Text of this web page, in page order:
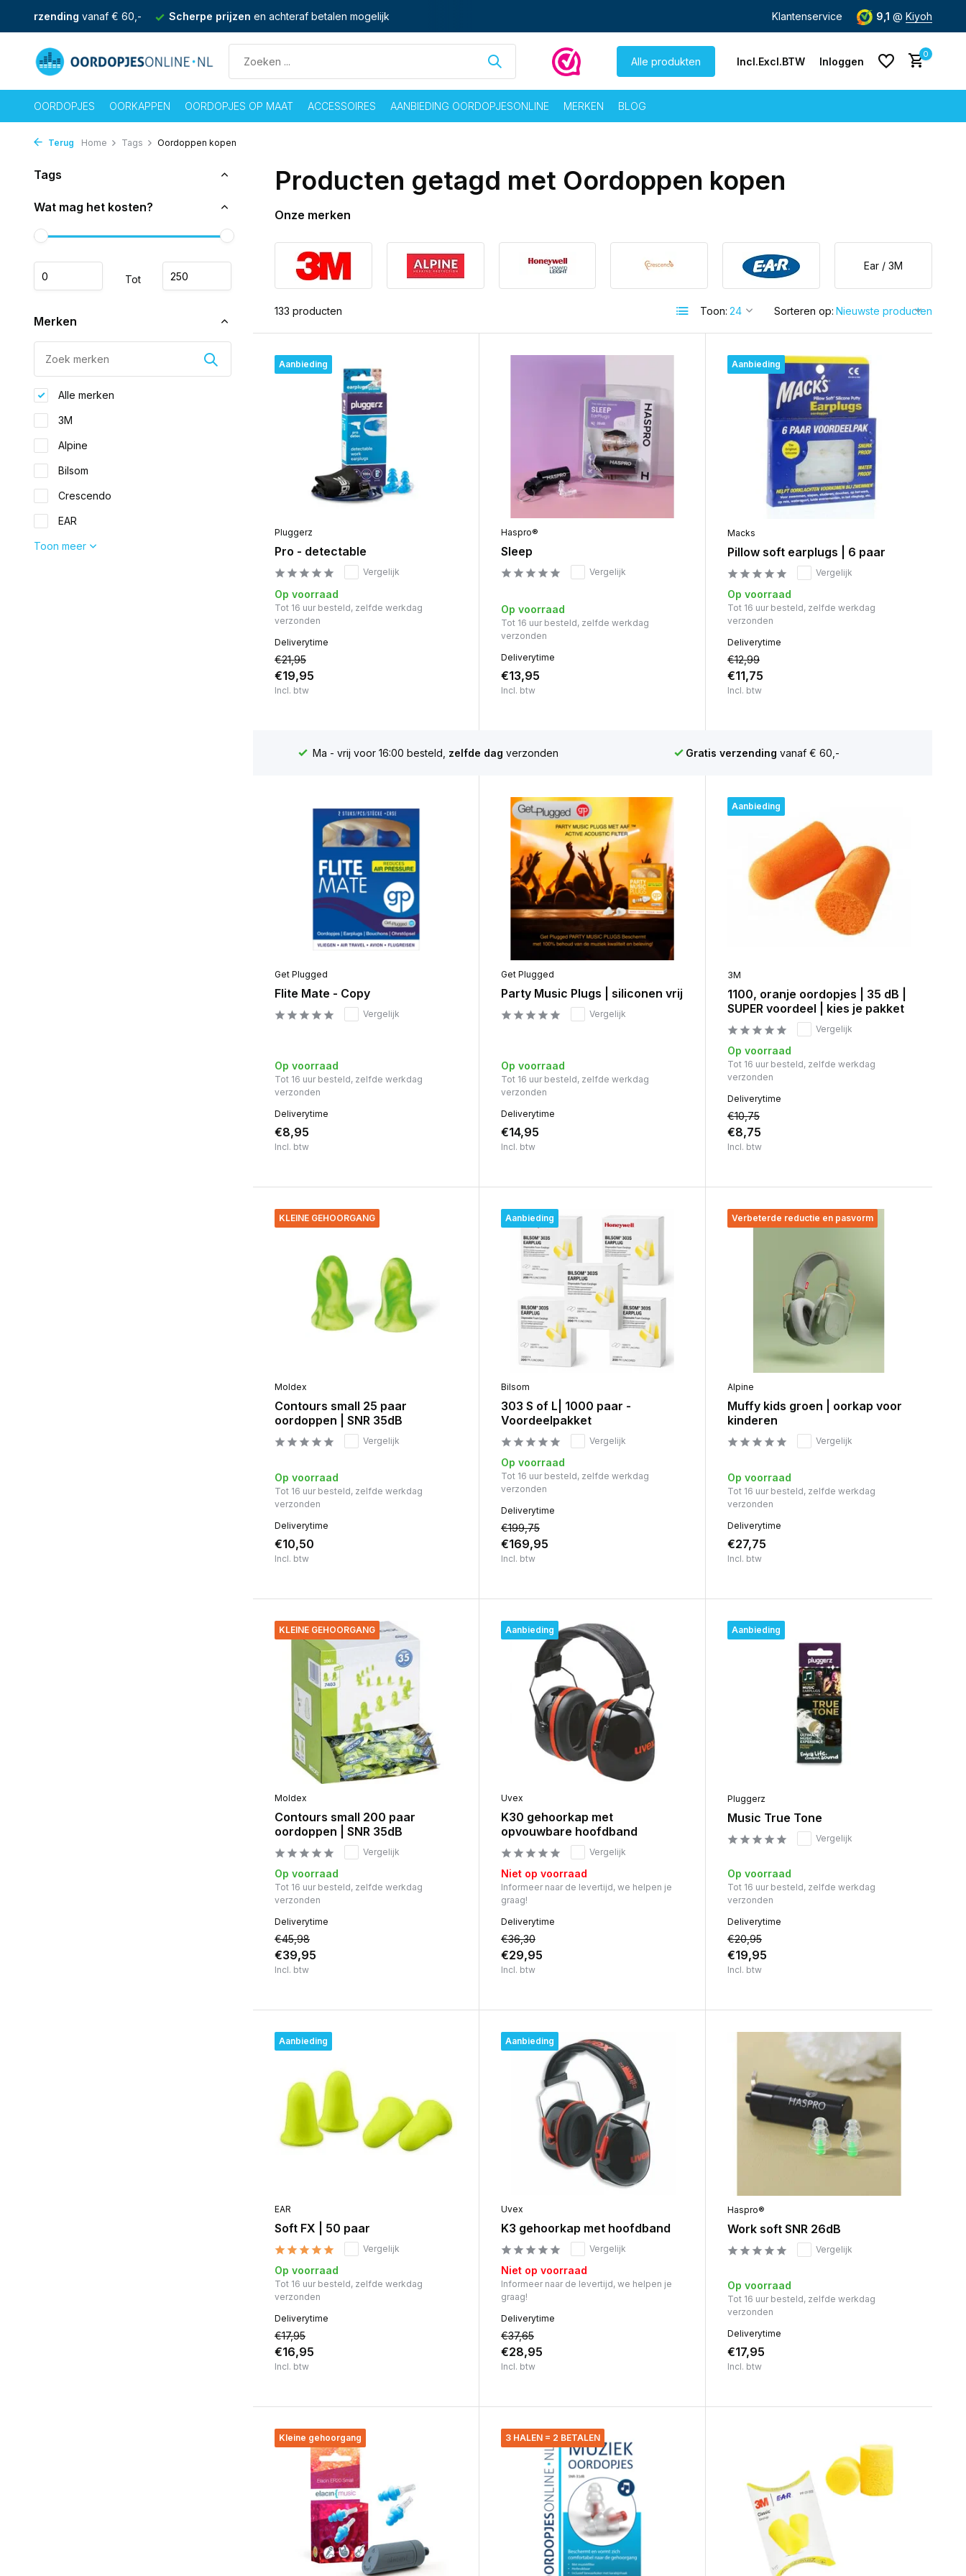
verzending vanaf € 60,- Scherpe prijzen en achteraf betalen mogelijk Klantenservice 9,1 @ Kiyoh
Alle produkten Incl.Excl.BTW Inloggen
0
OORDOPJES OORKAPPEN OORDOPJES OP MAAT ACCESSOIRES AANBIEDING OORDOPJESONLINE MERKEN BLOG
Terug Home Tags Oordoppen kopen
Tags
Wat mag het kosten?
Tot
Merken
Alle merken
3M
Alpine
Bilsom
Crescendo
EAR
Toon meer
Producten getagd met Oordoppen kopen
Onze merken
Ear / 3M
133 producten Toon: Sorteren op:
Aanbieding
Pluggerz
Pro - detectable
Vergelijk
Op voorraad
Tot 16 uur besteld, zelfde werkdag
verzonden
Deliverytime
€21,95
€19,95
Incl. btw
Haspro®
Sleep
Vergelijk
Op voorraad
Tot 16 uur besteld, zelfde werkdag
verzonden
Deliverytime
€13,95
Incl. btw
Aanbieding
Macks
Pillow soft earplugs | 6 paar
Vergelijk
Op voorraad
Tot 16 uur besteld, zelfde werkdag
verzonden
Deliverytime
€12,99
€11,75
Incl. btw
Gratis verzending vanaf € 60,- Scherpe prijzenen achteraf betalen mogelijk
Get Plugged
Flite Mate - Copy
Vergelijk
Op voorraad
Tot 16 uur besteld, zelfde werkdag
verzonden
Deliverytime
€8,95
Incl. btw
Get Plugged
Party Music Plugs | siliconen vrij
Vergelijk
Op voorraad
Tot 16 uur besteld, zelfde werkdag
verzonden
Deliverytime
€14,95
Incl. btw
Aanbieding
3M
1100, oranje oordopjes | 35 dB |
SUPER voordeel | kies je pakket
Vergelijk
Op voorraad
Tot 16 uur besteld, zelfde werkdag
verzonden
Deliverytime
€10,75
€8,75
Incl. btw
KLEINE GEHOORGANG
Moldex
Contours small 25 paar
oordoppen | SNR 35dB
Vergelijk
Op voorraad
Tot 16 uur besteld, zelfde werkdag
verzonden
Deliverytime
€10,50
Incl. btw
Aanbieding
Bilsom
303 S of L| 1000 paar -
Voordeelpakket
Vergelijk
Op voorraad
Tot 16 uur besteld, zelfde werkdag
verzonden
Deliverytime
€199,75
€169,95
Incl. btw
Verbeterde reductie en pasvorm
Alpine
Muffy kids groen | oorkap voor
kinderen
Vergelijk
Op voorraad
Tot 16 uur besteld, zelfde werkdag
verzonden
Deliverytime
€27,75
Incl. btw
KLEINE GEHOORGANG
Moldex
Contours small 200 paar
oordoppen | SNR 35dB
Vergelijk
Op voorraad
Tot 16 uur besteld, zelfde werkdag
verzonden
Deliverytime
€45,98
€39,95
Incl. btw
Aanbieding
Uvex
K30 gehoorkap met
opvouwbare hoofdband
Vergelijk
Niet op voorraad
Informeer naar de levertijd, we helpen je
graag!
Deliverytime
€36,30
€29,95
Incl. btw
Aanbieding
Pluggerz
Music True Tone
Vergelijk
Op voorraad
Tot 16 uur besteld, zelfde werkdag
verzonden
Deliverytime
€20,95
€19,95
Incl. btw
Aanbieding
EAR
Soft FX | 50 paar
Vergelijk
Op voorraad
Tot 16 uur besteld, zelfde werkdag
verzonden
Deliverytime
€17,95
€16,95
Incl. btw
Aanbieding
Uvex
K3 gehoorkap met hoofdband
Vergelijk
Niet op voorraad
Informeer naar de levertijd, we helpen je
graag!
Deliverytime
€37,65
€28,95
Incl. btw
Haspro®
Work soft SNR 26dB
Vergelijk
Op voorraad
Tot 16 uur besteld, zelfde werkdag
verzonden
Deliverytime
€17,95
Incl. btw
Kleine gehoorgang 3 HALEN = 2 BETALEN